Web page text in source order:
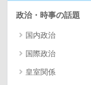
政治・時事の話題
国内政治
国際政治
皇室関係